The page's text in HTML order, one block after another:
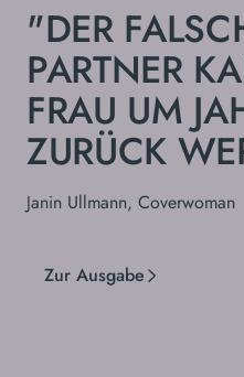
"DER
PARTNER
FRAU UM
ZURÜCK
Janin Ullmann, Coverwoman
Zur Ausgabe